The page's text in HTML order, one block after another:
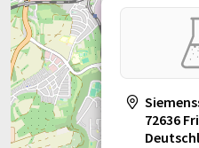
72636